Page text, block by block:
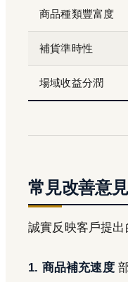
商品種類豐富度
補貨準時性
場域收益分潤
常見改善意見
誠實反映客戶提出
1. 商品補充速度